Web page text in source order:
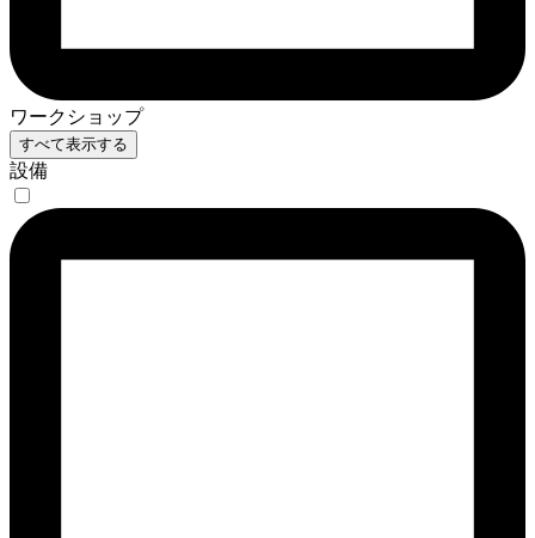
ワークショップ
すべて表示する
設備